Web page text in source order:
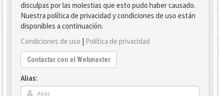
disculpas por las molestias que esto pudo haber causado.
Nuestra política de privacidad y condiciones de uso están
disponibles a continuación.
Condiciones de uso | Política de privacidad
Contactar con el Webmaster
Alias: